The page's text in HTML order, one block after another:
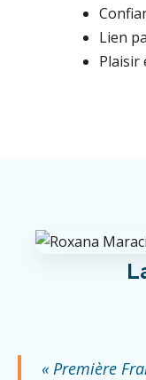
Lien
Plaisir
« Première